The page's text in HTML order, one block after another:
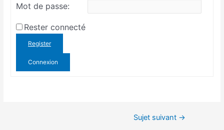
Mot de passe:
Rester connecté
Register
Connexion
Sujet suivant →